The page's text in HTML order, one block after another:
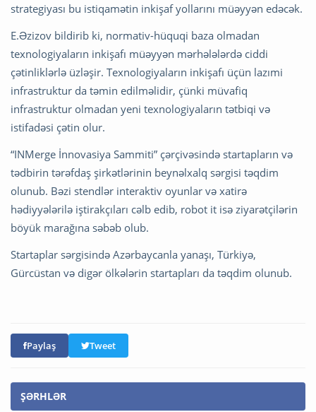
strategiyası bu istiqamətin inkişaf yollarını müəyyən edəcək.
E.Əzizov bildirib ki, normativ-hüquqi baza olmadan
texnologiyaların inkişafı müəyyən mərhələlərdə ciddi
çətinliklərlə üzləşir. Texnologiyaların inkişafı üçün lazımi
infrastruktur da təmin edilməlidir, çünki müvafiq
infrastruktur olmadan yeni texnologiyaların tətbiqi və
istifadəsi çətin olur.
“INMerge İnnovasiya Sammiti” çərçivəsində startapların və
tədbirin tərəfdaş şirkətlərinin beynəlxalq sərgisi təqdim
olunub. Bəzi stendlər interaktiv oyunlar və xatirə
hədiyyələrilə iştirakçıları cəlb edib, robot it isə ziyarətçilərin
böyük marağına səbəb olub.
Startaplar sərgisində Azərbaycanla yanaşı, Türkiyə,
Gürcüstan və digər ölkələrin startapları da təqdim olunub.
Paylaş Tweet
ŞƏRHLƏR